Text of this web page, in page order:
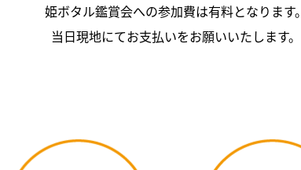
姫ボタル鑑賞会への参加費は有料となります。
当日現地にてお支払いをお願いいたします。